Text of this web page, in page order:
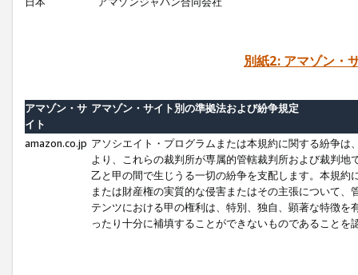
別紙2: アマゾン・
アマゾン・サ
イト
アマゾン・サイト別の準拠法および紛争規定
amazon.co.jp アソシエイト・プログラムまたは本規約に関する紛争
より、これらの裁判所が専属的管轄裁判所および裁判
乙と甲の間で生じうる一切の紛争を支配します。本規
または財産権の実質的な侵害またはその主張について
テンツにおける甲の権利は、特別、独自、顕著な特徴
ったり十分に補填することができないものであることを